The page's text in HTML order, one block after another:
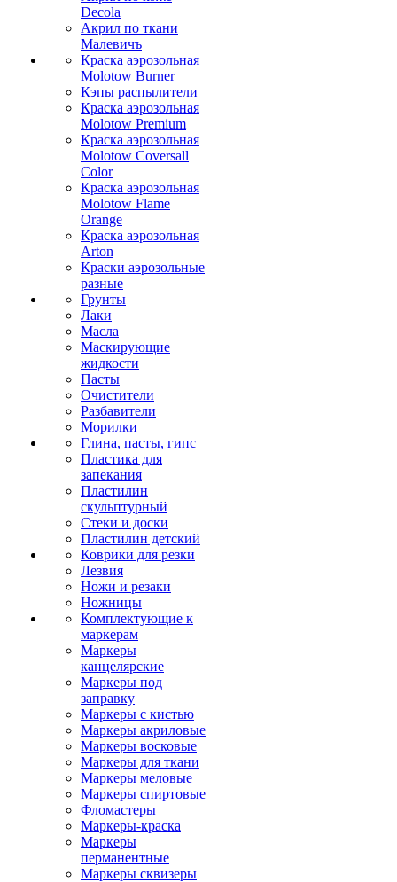
Decola
Акрил по ткани
Малевичъ
Краска аэрозольная
Molotow Burner
Кэпы распылители
Краска аэрозольная
Molotow Premium
Краска аэрозольная
Molotow Coversall
Color
Краска аэрозольная
Molotow Flame
Orange
Краска аэрозольная
Arton
Краски аэрозольные
разные
Грунты
Лаки
Масла
Маскирующие
жидкости
Пасты
Очистители
Разбавители
Морилки
Глина, пасты, гипс
Пластика для
запекания
Пластилин
скульптурный
Стеки и доски
Пластилин детский
Коврики для резки
Лезвия
Ножи и резаки
Ножницы
Комплектующие к
маркерам
Маркеры
канцелярские
Маркеры под
заправку
Маркеры с кистью
Маркеры акриловые
Маркеры восковые
Маркеры для ткани
Маркеры меловые
Маркеры спиртовые
Фломастеры
Маркеры-краска
Маркеры
перманентные
Маркеры сквизеры